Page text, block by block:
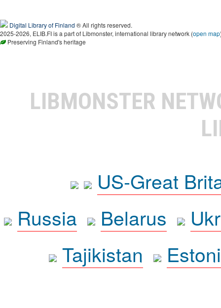
Digital Library of Finland ® All rights reserved.
2025-2026, ELIB.FI is a part of Libmonster, international library network (open map
Preserving Finland's heritage
LIBMONSTER
US-Great
Russia
Belarus
Tajikistan